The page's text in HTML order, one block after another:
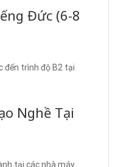
Đức (6-8
đến trình độ B2 tại
Nghề Tại
tại các nhà máy